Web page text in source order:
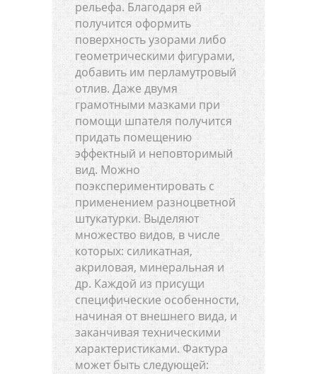
рельефа. Благодаря ей
получится оформить
поверхность узорами либо
геометрическими фигурами,
добавить им перламутровый
отлив. Даже двумя
грамотными мазками при
помощи шпателя получится
придать помещению
эффектный и неповторимый
вид. Можно
поэкспериментировать с
применением разноцветной
штукатурки. Выделяют
множество видов, в числе
которых: силикатная,
акриловая, минеральная и
др. Каждой из присущи
специфические особенности,
начиная от внешнего вида, и
заканчивая техническими
характеристиками. Фактура
может быть следующей: